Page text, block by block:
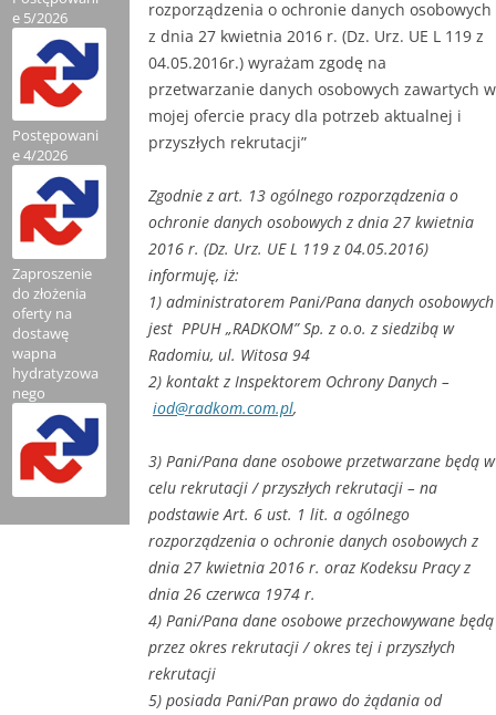
rozporządzenia o ochronie danych osobowych
z dnia 27 kwietnia 2016 r. (Dz. Urz. UE L 119 z
04.05.2016r.) wyrażam zgodę na
przetwarzanie danych osobowych zawartych w
mojej ofercie pracy dla potrzeb aktualnej i
przyszłych rekrutacji”
Zgodnie z art. 13 ogólnego rozporządzenia o
ochronie danych osobowych z dnia 27 kwietnia
2016 r. (Dz. Urz. UE L 119 z 04.05.2016)
informuję, iż:
1) administratorem Pani/Pana danych osobowych
jest PPUH „RADKOM” Sp. z o.o. z siedzibą w
Radomiu, ul. Witosa 94
2) kontakt z Inspektorem Ochrony Danych –
iod@radkom.com.pl,
3) Pani/Pana dane osobowe przetwarzane będą w
celu rekrutacji / przyszłych rekrutacji – na
podstawie Art. 6 ust. 1 lit. a ogólnego
rozporządzenia o ochronie danych osobowych z
dnia 27 kwietnia 2016 r. oraz Kodeksu Pracy z
dnia 26 czerwca 1974 r.
4) Pani/Pana dane osobowe przechowywane będą
przez okres rekrutacji / okres tej i przyszłych
rekrutacji
5) posiada Pani/Pan prawo do żądania od
e 5/2026
Postępowani
e 4/2026
Zaproszenie
do złożenia
oferty na
dostawę
wapna
hydratyzowa
nego